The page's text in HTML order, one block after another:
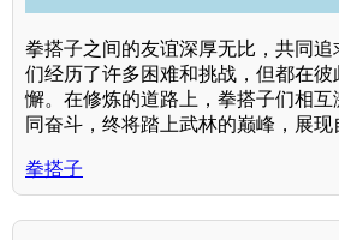
拳搭子之间的友谊深厚无比，共同
们经历了许多困难和挑战，但都在彼
懈。在修炼的道路上，拳搭子们相
同奋斗，终将踏上武林的巅峰，展现
拳搭子